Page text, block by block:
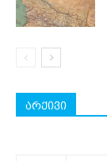
არქივი